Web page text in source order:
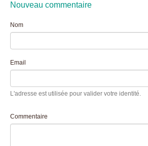
Nouveau commentaire
Nom
Email
L'adresse est utilisée pour valider votre identité.
Commentaire